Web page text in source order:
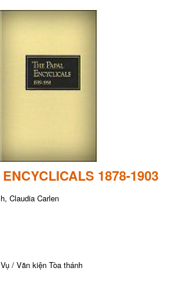
1878-1903
Claudia Carlen
/ Văn kiện Tòa thánh